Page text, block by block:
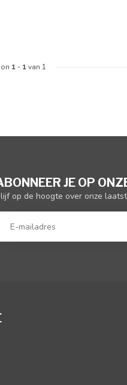
1 - 1van 1
JE OP
op de hoogte over onze